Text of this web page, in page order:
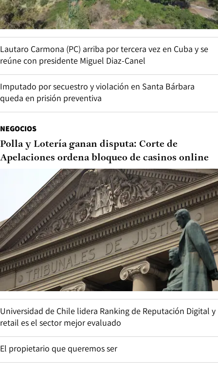
Lautaro Carmona (PC) arriba por tercera vez en Cuba y se
reúne con presidente Miguel Diaz-Canel
Imputado por secuestro y violación en Santa Bárbara
queda en prisión preventiva
NEGOCIOS
Polla y Lotería ganan disputa: Corte de
Apelaciones ordena bloqueo de casinos online
Universidad de Chile lidera Ranking de Reputación Digital y
retail es el sector mejor evaluado
El propietario que queremos ser